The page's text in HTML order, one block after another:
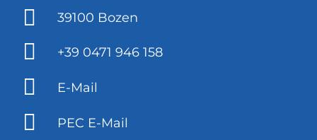
39100 Bozen
+39 0471 946 158
E-Mail
PEC E-Mail